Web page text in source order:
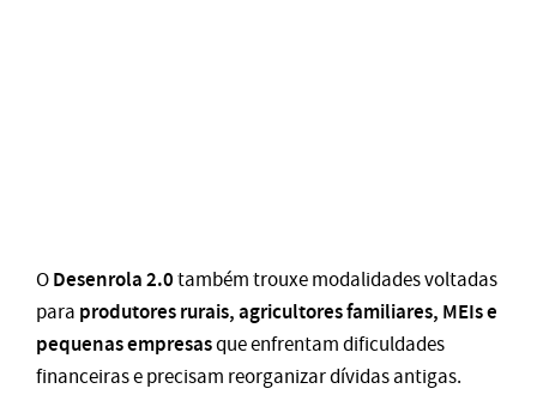
ODesenrola 2.0também trouxe modalidades voltadas
para produtores rurais, agricultores familiares, MEIs e
pequenas empresasque enfrentam dificuldades
financeiras e precisam reorganizar dívidas antigas.